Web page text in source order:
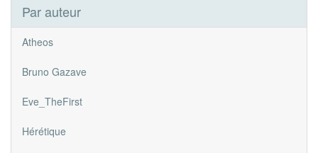
Par auteur
Atheos
Bruno Gazave
Eve_TheFirst
Hérétique